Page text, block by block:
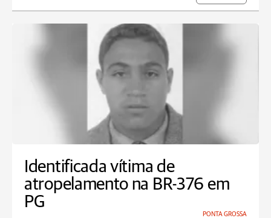
Identificada vítima de
atropelamento na BR-376 em
PG
PONTA GROSSA